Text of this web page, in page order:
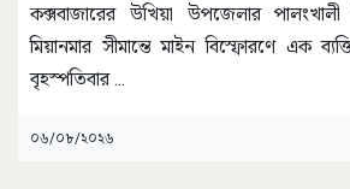
কক্সবাজারের উখিয়া উপজেলার
মিয়ানমার সীমান্তে মাইন বিস্ফোরণে এক
বৃহস্পতিবার ...
০৬/০৮/২০২৬